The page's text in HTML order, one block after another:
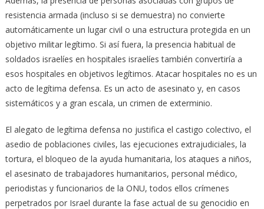
resistencia armada (incluso si se demuestra) no convierte
automáticamente un lugar civil o una estructura protegida en un
objetivo militar legítimo. Si así fuera, la presencia habitual de
soldados israelíes en hospitales israelíes también convertiría a
esos hospitales en objetivos legítimos. Atacar hospitales no es un
acto de legítima defensa. Es un acto de asesinato y, en casos
sistemáticos y a gran escala, un crimen de exterminio.
El alegato de legítima defensa no justifica el castigo colectivo, el
asedio de poblaciones civiles, las ejecuciones extrajudiciales, la
tortura, el bloqueo de la ayuda humanitaria, los ataques a niños,
el asesinato de trabajadores humanitarios, personal médico,
periodistas y funcionarios de la ONU, todos ellos crímenes
perpetrados por Israel durante la fase actual de su genocidio en